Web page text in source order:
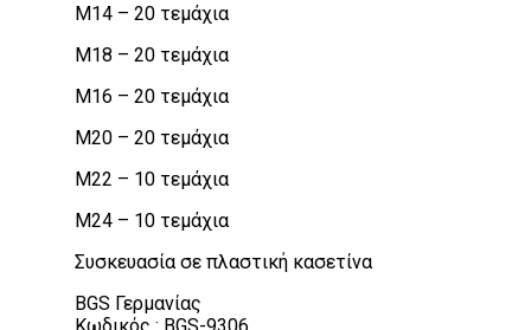
M14 – 20 τεμάχια
M18 – 20 τεμάχια
M16 – 20 τεμάχια
M20 – 20 τεμάχια
M22 – 10 τεμάχια
M24 – 10 τεμάχια
Συσκευασία σε πλαστική κασετίνα
BGS Γερμανίας